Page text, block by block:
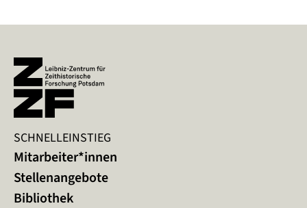
SCHNELLEINSTIEG
Mitarbeiter*innen
Stellenangebote
Bibliothek